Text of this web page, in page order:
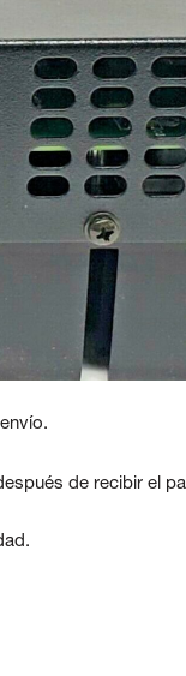
de recibir el